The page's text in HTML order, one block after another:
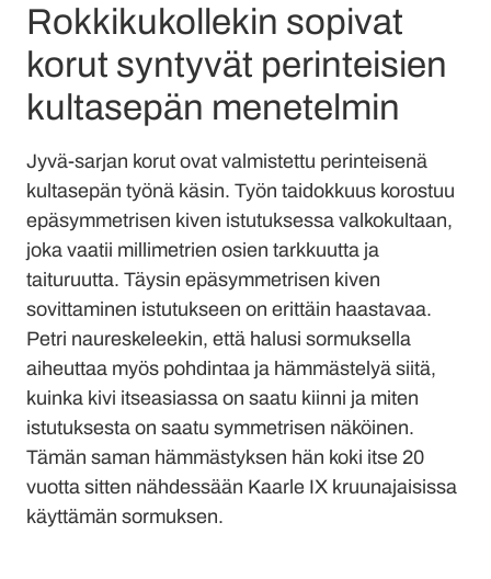
Rokkikukollekin sopivat
korut syntyvät perinteisien
kultasepän menetelmin
Jyvä-sarjan korut ovat valmistettu perinteisenä
kultasepän työnä käsin. Työn taidokkuus korostuu
epäsymmetrisen kiven istutuksessa valkokultaan,
joka vaatii millimetrien osien tarkkuutta ja
taituruutta.⁠ Täysin epäsymmetrisen kiven
sovittaminen istutukseen on erittäin haastavaa.
Petri naureskeleekin, että halusi sormuksella
aiheuttaa myös pohdintaa ja hämmästelyä siitä,
kuinka kivi itseasiassa on saatu kiinni ja miten
istutuksesta on saatu symmetrisen näköinen.
Tämän saman hämmästyksen hän koki itse 20
vuotta sitten nähdessään Kaarle IX kruunajaisissa
käyttämän sormuksen.